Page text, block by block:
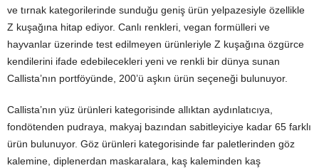
ve tırnak kategorilerinde sunduğu geniş ürün yelpazesiyle özellikle
Z kuşağına hitap ediyor. Canlı renkleri, vegan formülleri ve
hayvanlar üzerinde test edilmeyen ürünleriyle Z kuşağına özgürce
kendilerini ifade edebilecekleri yeni ve renkli bir dünya sunan
Callista’nın portföyünde, 200’ü aşkın ürün seçeneği bulunuyor.
Callista’nın yüz ürünleri kategorisinde allıktan aydınlatıcıya,
fondötenden pudraya, makyaj bazından sabitleyiciye kadar 65 farklı
ürün bulunuyor. Göz ürünleri kategorisinde far paletlerinden göz
kalemine, diplenerdan maskaralara, kaş kaleminden kaş